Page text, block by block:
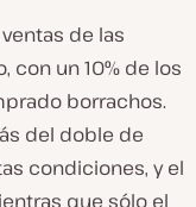
de las
un 10% de los
borrachos.
del doble de
condiciones, y el
que sólo el